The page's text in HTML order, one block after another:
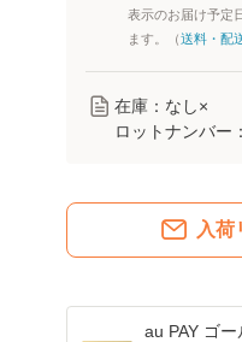
表示のお届け予定
ます。（送料・配
在庫：なし×
ロットナンバー：
入荷
au PAY ゴ